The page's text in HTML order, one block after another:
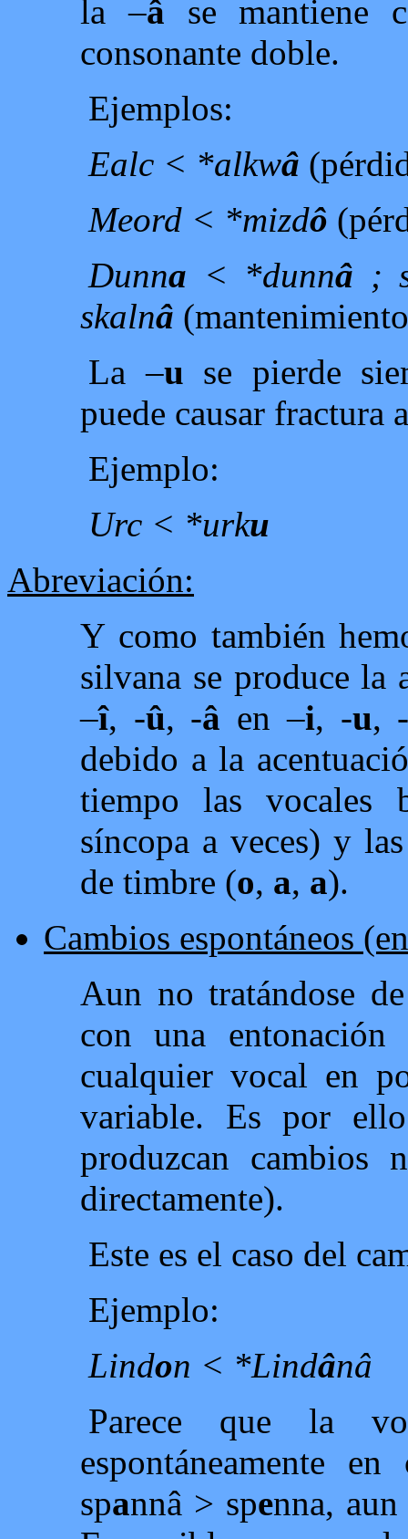
la –â se mantiene
consonante doble.
Ejemplos:
Ealc < *alkwâ
Meord < *mizdô
Dunna < *dunnâ ;
skalnâ
La –u se pierde
puede causar fractura
Ejemplo:
Urc < *urku
Abreviación:
Y como también
silvana se produce la
–î, -û, -â en –i, -u,
debido a la
tiempo las vocales
síncopa a veces) y
de timbre (o, a, a).
Cambios espontáneos
Aun no tratándose
con una
cualquier vocal en
variable. Es por
produzcan cambios
directamente).
Este es el caso del
Ejemplo:
Lindon < *Lindânâ
Parece que la
espontáneamente
spannâ > spenna,